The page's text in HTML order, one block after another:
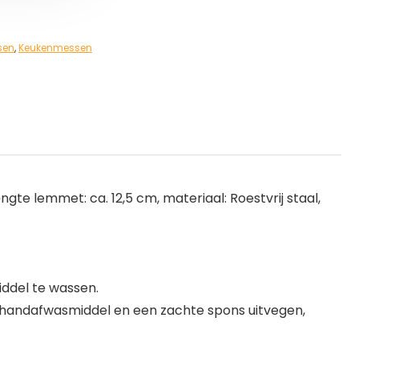
,Keukenmessen
lemmet: ca. 12,5 cm, materiaal: Roestvrij staal,
te wassen.
en een zachte spons uitvegen,